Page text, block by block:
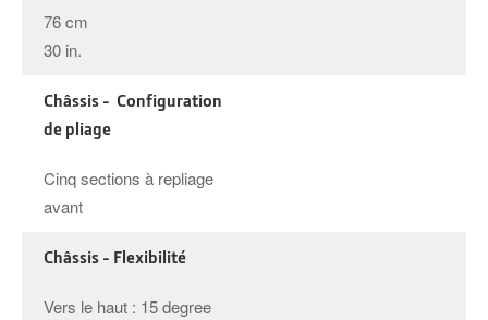
76 cm
30 in.
Châssis - Configuration
de pliage
Cinq sections à repliage
avant
Châssis - Flexibilité
Vers le haut : 15 degree